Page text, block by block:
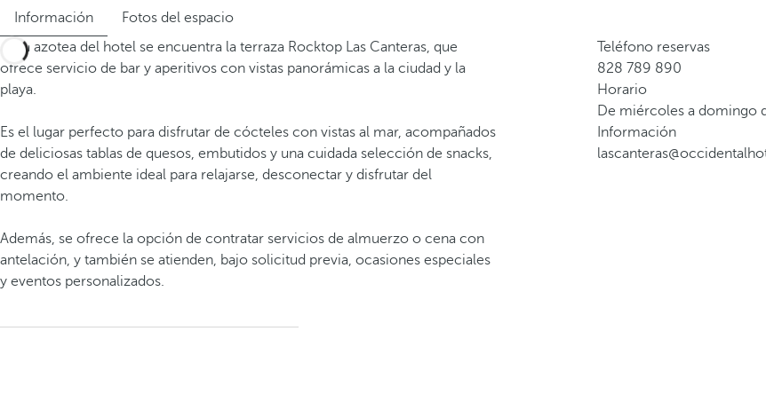
Información
Fotos del espacio
En la azotea del hotel se encuentra la terraza Rocktop Las Canteras, que
ofrece servicio de bar y aperitivos con vistas panorámicas a la ciudad y la
playa.
Es el lugar perfecto para disfrutar de cócteles con vistas al mar, acompañados
de deliciosas tablas de quesos, embutidos y una cuidada selección de snacks,
creando el ambiente ideal para relajarse, desconectar y disfrutar del
momento.
Además, se ofrece la opción de contratar servicios de almuerzo o cena con
antelación, y también se atienden, bajo solicitud previa, ocasiones especiales
y eventos personalizados.
Teléfono reservas
828 789 890
Horario
De miércoles a domingo
Información